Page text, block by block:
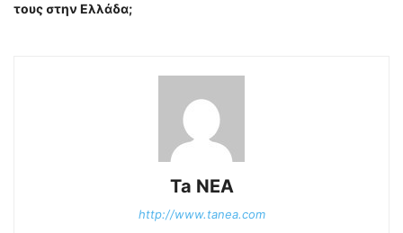
τους στην Ελλάδα;
Ta NEA
http://www.tanea.com